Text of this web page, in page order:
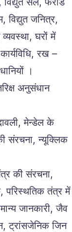
विद्युत जनित्र,
व्यवस्था, घरों में
रख –
।
अनुसंधान
मेन्डेल के
संरचना, न्यूक्लिक
की संरचना,
परिस्थतिक तंत्र में
जानकारी, जैव
ट्रांसजेनिक जिन